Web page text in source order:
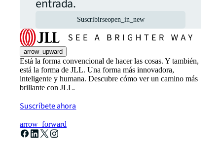
entrada.
Suscribirseopen_in_new
arrow_upward
Está la forma convencional de hacer las cosas. Y también,
está la forma de JLL. Una forma más innovadora,
inteligente y humana. Descubre cómo ver un camino más
brillante con JLL.
Suscríbete ahora
arrow_forward